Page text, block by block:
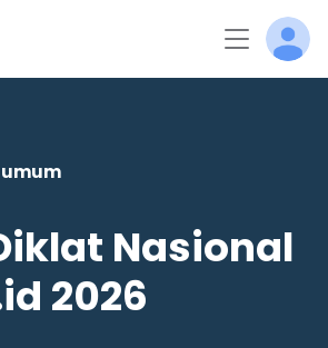
Nasional
2026